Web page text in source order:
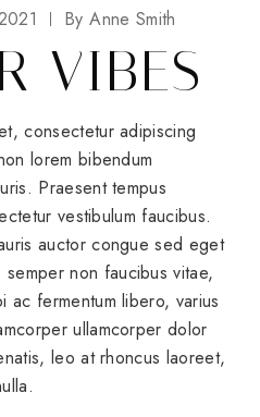
By Anne Smith
VIBES
consectetur adipiscing
lorem bibendum
Praesent tempus
vestibulum faucibus.
auctor congue sed eget
non faucibus vitae,
fermentum libero, varius
ullamcorper dolor
leo at rhoncus laoreet,